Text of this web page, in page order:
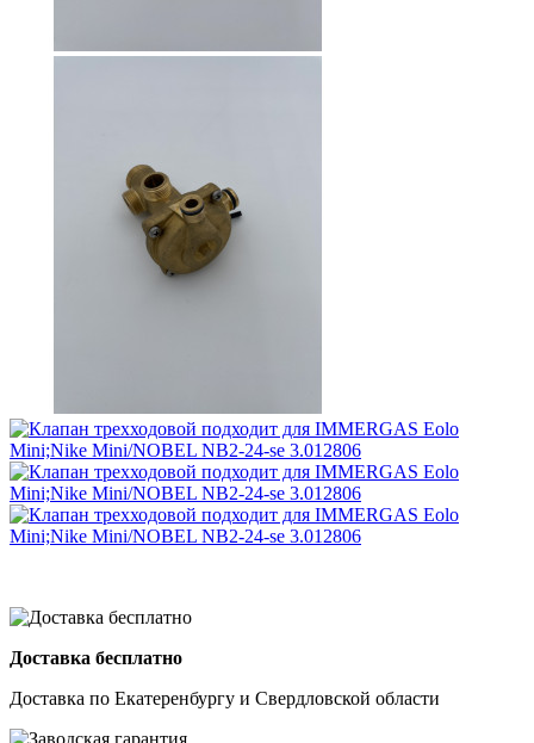
Доставка бесплатно
Доставка по Екатеренбургу и Свердловской области